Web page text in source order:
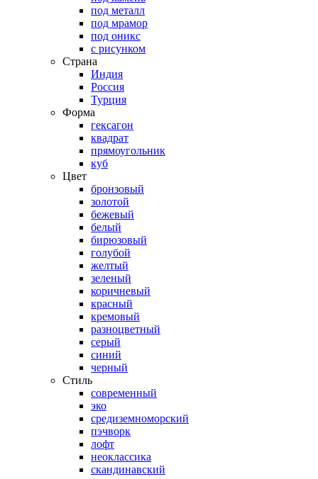
под металл
под мрамор
под оникс
с рисунком
Страна
Индия
Россия
Турция
Форма
гексагон
квадрат
прямоугольник
куб
Цвет
бронзовый
золотой
бежевый
белый
бирюзовый
голубой
желтый
зеленый
коричневый
красный
кремовый
разноцветный
серый
синий
черный
Стиль
современный
эко
средиземноморский
пэчворк
лофт
неоклассика
скандинавский